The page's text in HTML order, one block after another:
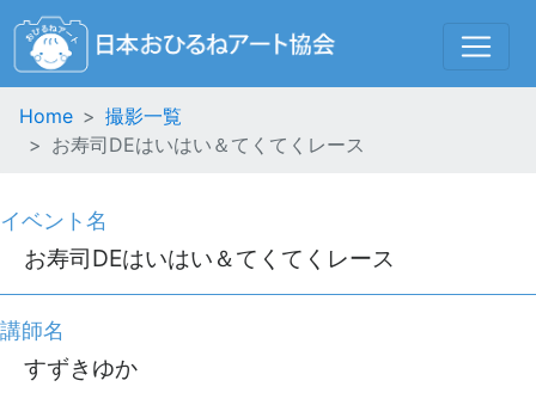
Home
撮影一覧
お寿司DEはいはい＆てくてくレース
イベント名
お寿司DEはいはい＆てくてくレース
講師名
すずきゆか